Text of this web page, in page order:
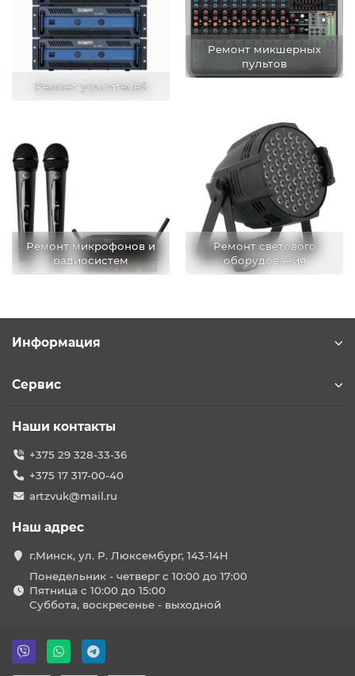
Ремонт усилителей
Ремонт микшерных
пультов
Ремонт микрофонов и
радиосистем
Ремонт светового
оборудования
Информация
Сервис
Наши контакты
+375 29 328-33-36
+375 17 317-00-40
artzvuk@mail.ru
Наш адрес
г.Минск, ул. Р. Люксембург, 143-14Н
Понедельник - четверг с 10:00 до 17:00
Пятница с 10:00 до 15:00
Суббота, воскресенье - выходной